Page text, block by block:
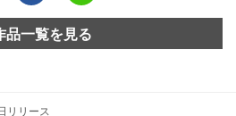
品一覧を見る
リリース